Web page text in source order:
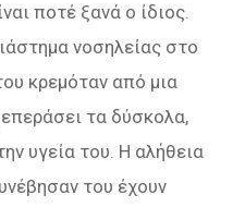
ποτέ ξανά ο ίδιος.
νοσηλείας στο
κρεμόταν από μια
τα δύσκολα,
υγεία του. Η αλήθεια
του έχουν